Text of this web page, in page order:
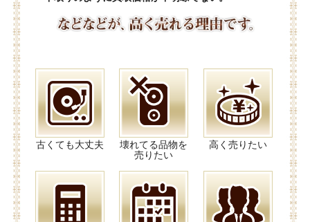
古くても大丈夫
壊れてる品物を
売りたい
高く売りたい